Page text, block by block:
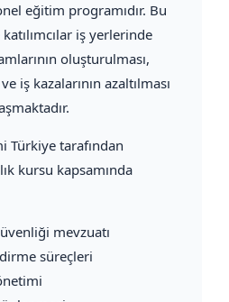
eğitim programıdır. Bu
iş yerlerinde
oluşturulması,
iş kazalarının azaltılması
Türkiye tarafından
kursu kapsamında
mevzuatı
süreçleri